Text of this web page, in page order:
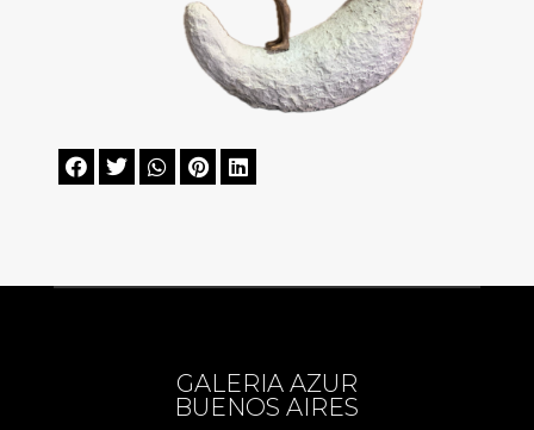
    
GALERIA AZUR
BUENOS AIRES